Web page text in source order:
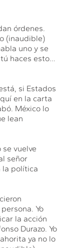
órdenes.
(inaudible)
uno y se
haces esto…
si Estados
en la carta
México lo
lean
se vuelve
señor
la política
Yo
la acción
Durazo. Yo
ya no lo